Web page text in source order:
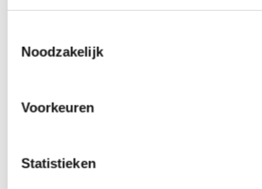
Noodzakelijk
Voorkeuren
Statistieken